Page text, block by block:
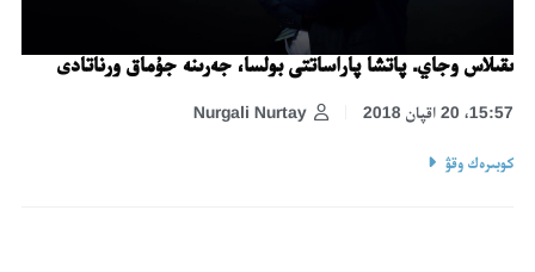
ىقىلاس وجاي. پاتشا پاراساتتى بولسا، جەرىنە جۇماق ورناتادى
Nurgali Nurtay 15:57، 20 اقپان 2018
كوبىرەك وقۋ